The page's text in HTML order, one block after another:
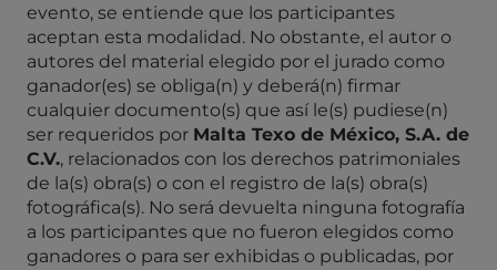
evento, se entiende que los participantes
aceptan esta modalidad. No obstante, el autor o
autores del material elegido por el jurado como
ganador(es) se obliga(n) y deberá(n) firmar
cualquier documento(s) que así le(s) pudiese(n)
ser requeridos por Malta Texo de México, S.A. de
C.V., relacionados con los derechos patrimoniales
de la(s) obra(s) o con el registro de la(s) obra(s)
fotográfica(s). No será devuelta ninguna fotografía
a los participantes que no fueron elegidos como
ganadores o para ser exhibidas o publicadas, por